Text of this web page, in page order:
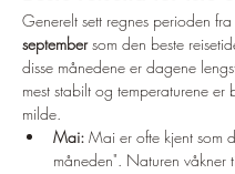
Generelt sett regnes perioden fra
september som den beste
disse månedene er dagene
mest stabilt og temperaturene er
milde.
Mai: Mai er ofte kjent som
måneden". Naturen våkner